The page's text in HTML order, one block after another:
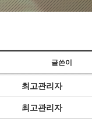
글쓴이
최고관리자
최고관리자